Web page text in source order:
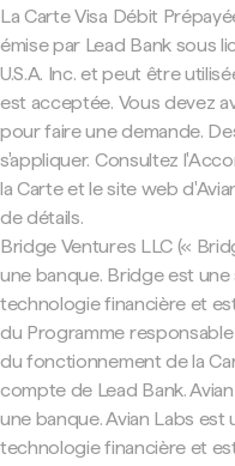
La Carte Visa Débit
émise par Lead Bank sous
U.S.A. Inc. et peut être
est acceptée. Vous devez
pour faire une demande.
s'appliquer. Consultez
la Carte et le site web
de détails.
Bridge Ventures LLC («
une banque. Bridge est
technologie financière et
du Programme
du fonctionnement de la
compte de Lead Bank.
une banque. Avian Labs
technologie financière et